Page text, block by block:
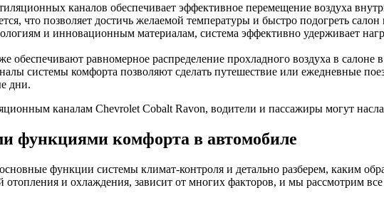
каналов обеспечивает эффективное перемещение воздуха
что позволяет достичь желаемой температуры и быстро подогреть
и инновационным материалам, система эффективно удерживает
обеспечивают равномерное распределение прохладного воздуха в
системы комфорта позволяют сделать путешествие или ежедневные
дни.
каналам Chevrolet Cobalt Ravon, водители и пассажиры могут
функциями комфорта в автомобиле
функции системы климат-контроля и детально разберем, каким
отопления и охлаждения, зависит от многих факторов, и мы рассмотрим